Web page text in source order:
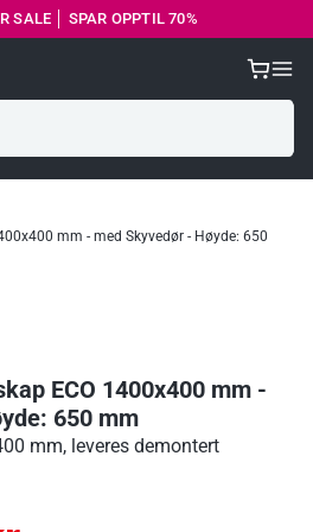
SALE │ SPAR OPPTIL 70%
mm - med Skyvedør - Høyde: 650
ECO 1400x400 mm -
650 mm
mm, leveres demontert